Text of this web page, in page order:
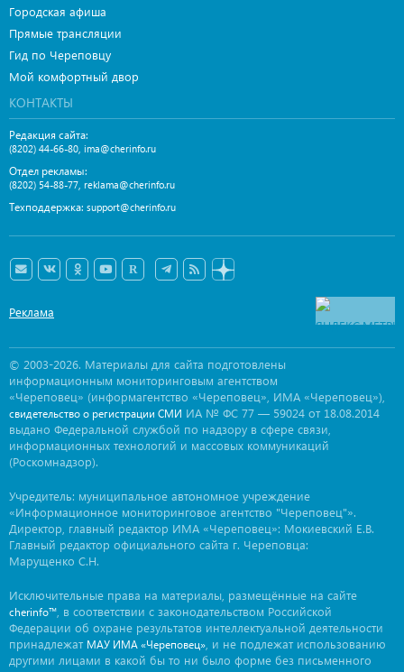
Городская афиша
Прямые трансляции
Гид по Череповцу
Мой комфортный двор
КОНТАКТЫ
Редакция сайта:
(8202) 44-66-80 ima@cherinfo.ru
Отдел рекламы:
(8202) 54-88-77 reklama@cherinfo.ru
Техподдержка: support@cherinfo.ru
Реклама
© 2003-2026. Материалы для сайта подготовлены
информационным мониторинговым агентством
«Череповец» (информагентство «Череповец», ИМА «Череповец»),
свидетельство о регистрации СМИ ИА № ФС 77 — 59024 от 18.08.2014
выдано Федеральной службой по надзору в сфере связи,
информационных технологий и массовых коммуникаций
(Роскомнадзор).
Учредитель: муниципальное автономное учреждение
«Информационное мониторинговое агентство "Череповец"».
Директор, главный редактор ИМА «Череповец»: Мокиевский Е.В.
Главный редактор официального сайта г. Череповца:
Марущенко С.Н.
Исключительные права на материалы, размещённые на сайте
cherinfo™ , в соответствии с законодательством Российской
Федерации об охране результатов интеллектуальной деятельности
принадлежат МАУ ИМА «Череповец» , и не подлежат использованию
другими лицами в какой бы то ни было форме без письменного